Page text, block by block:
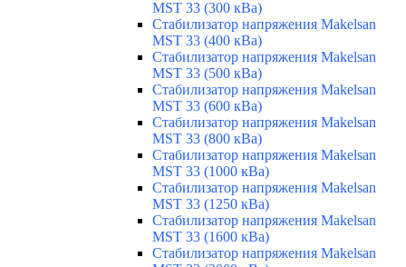
MST 33 (300 кВа)
Стабилизатор напряжения Makelsan
MST 33 (400 кВа)
Стабилизатор напряжения Makelsan
MST 33 (500 кВа)
Стабилизатор напряжения Makelsan
MST 33 (600 кВа)
Стабилизатор напряжения Makelsan
MST 33 (800 кВа)
Стабилизатор напряжения Makelsan
MST 33 (1000 кВа)
Стабилизатор напряжения Makelsan
MST 33 (1250 кВа)
Стабилизатор напряжения Makelsan
MST 33 (1600 кВа)
Стабилизатор напряжения Makelsan